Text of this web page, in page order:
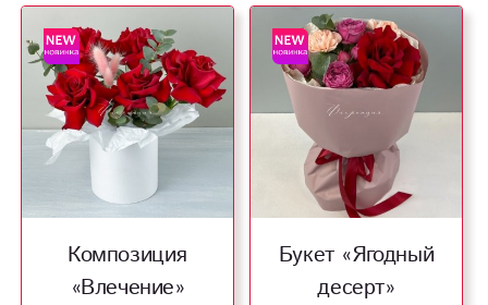
Композиция
«Влечение»
Букет «Ягодный
десерт»